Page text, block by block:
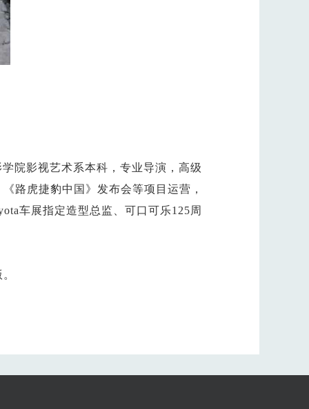
院影视艺术系本科，专业导演，高级
路虎捷豹中国》发布会等项目运营，
车展指定造型总监、可口可乐125周